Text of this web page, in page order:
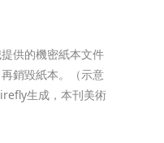
供的機密紙本文件
銷毀紙本。（示意
生成，本刊美術